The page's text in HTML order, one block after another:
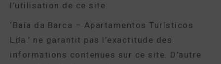
l’utilisation de ce site.
‘Baía da Barca – Apartamentos Turísticos
Lda.’ ne garantit pas l’exactitude des
informations contenues sur ce site. D’autre